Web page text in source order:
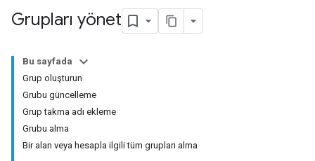
Grupları yönet
Bu sayfada
Grup oluşturun
Grubu güncelleme
Grup takma adı ekleme
Grubu alma
Bir alan veya hesapla ilgili tüm grupları alma